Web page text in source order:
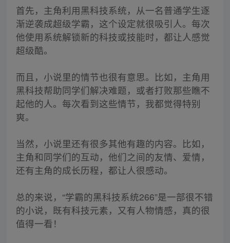
首先，主角利用黑科技系统，从一名普通学生逐
渐逆袭成超级学霸，这个设定就很吸引人。每次
他使用系统解锁新的科技或技能时，都让人感觉
超级酷。
而且，小说里的情节也很有意思。比如，主角用
黑科技帮助同学们解决难题，或者打败那些瞧不
起他的人。每次看到这些情节，我都觉得特别
爽。
当然，小说里还有很多其他有趣的内容。比如，
主角和同学们的互动，他们之间的友情、爱情，
还有主角的成长历程，都让人很感动。
总的来说，“学霸的黑科技系统266”是一部很不错
的小说，既有科技元素，又有人物情感，真的很
值得一看！